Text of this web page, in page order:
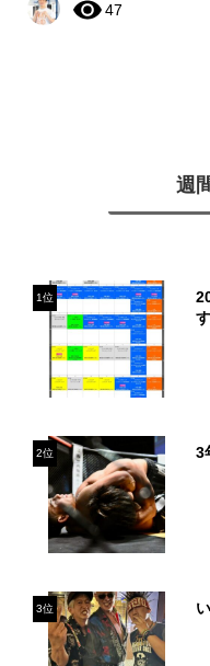
47
週
1位
す
2位 3
3位